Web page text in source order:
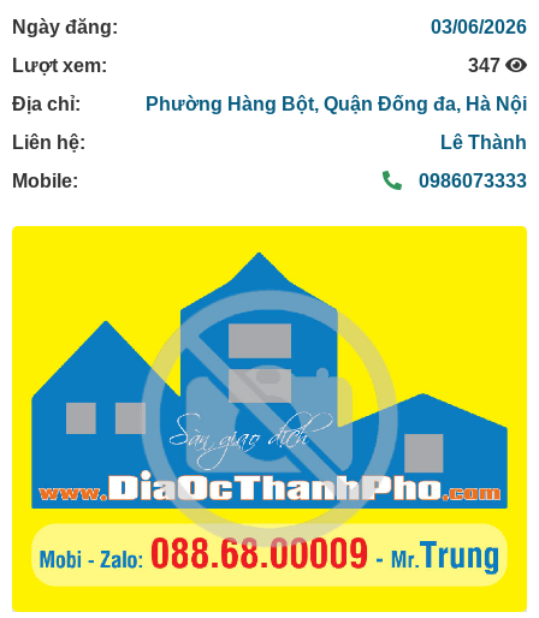
Ngày đăng:
03/06/2026
Lượt xem:
347
Địa chỉ:
Phường Hàng Bột, Quận Đống đa, Hà Nội
Liên hệ:
Lê Thành
Mobile:
0986073333